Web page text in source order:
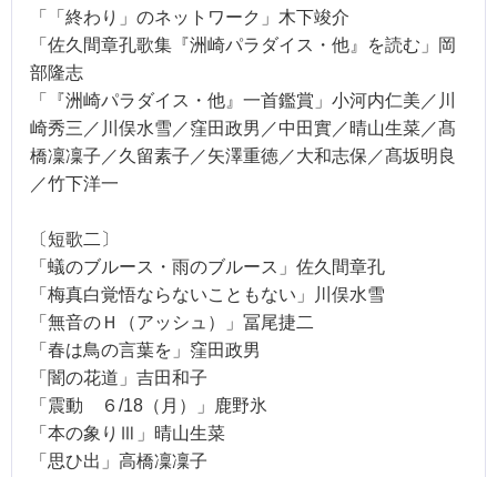
「「終わり」のネットワーク」木下竣介
「佐久間章孔歌集『洲崎パラダイス・他』を読む」岡
部隆志
「『洲崎パラダイス・他』一首鑑賞」小河内仁美／川
崎秀三／川俣水雪／窪田政男／中田實／晴山生菜／髙
橋凜凜子／久留素子／矢澤重徳／大和志保／髙坂明良
／竹下洋一
〔短歌二〕
「蟻のブルース・雨のブルース」佐久間章孔
「梅真白覚悟ならないこともない」川俣水雪
「無音のＨ（アッシュ）」冨尾捷二
「春は鳥の言葉を」窪田政男
「闇の花道」吉田和子
「震動 ６/18（月）」鹿野氷
「本の象りⅢ」晴山生菜
「思ひ出」高橋凜凜子